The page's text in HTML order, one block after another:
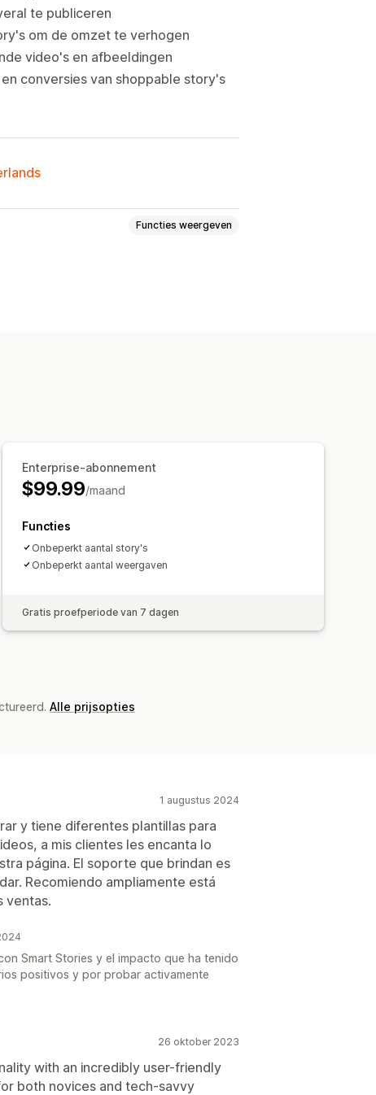
te publiceren
om de omzet te verhogen
video's en afbeeldingen
conversies van shoppable story's
Functies weergeven
Enterprise-abonnement
$99.99/maand
Functies
Onbeperkt aantal story's
Onbeperkt aantal weergaven
Gratis proefperiode van 7 dagen
Alle prijsopties
1 augustus 2024
y tiene diferentes plantillas para
a mis clientes les encanta lo
página. El soporte que brindan es
Recomiendo ampliamente está
ventas.
Smart Stories y el impacto que ha tenido
positivos y por probar activamente
26 oktober 2023
with an incredibly user-friendly
both novices and tech-savvy